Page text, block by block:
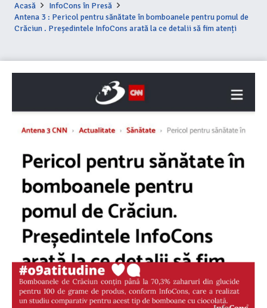
Acasă
InfoCons în Presă
Antena 3 : Pericol pentru sănătate în bomboanele pentru pomul de
Crăciun . Președintele InfoCons arată la ce detalii să fim atenți